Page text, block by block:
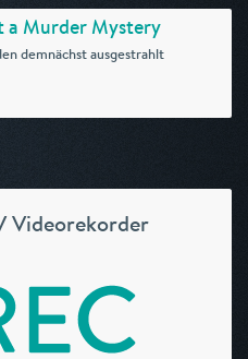
a Murder Mystery
demnächst ausgestrahlt
Videorekorder